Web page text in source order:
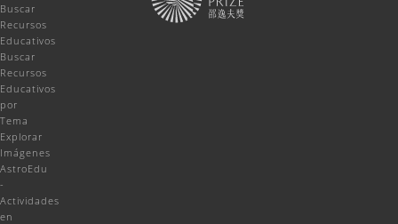
Buscar
Recursos
Educativos
Buscar
Recursos
Educativos
por
Tema
Explorar
Imágenes
AstroEdu
-
Actividades
en